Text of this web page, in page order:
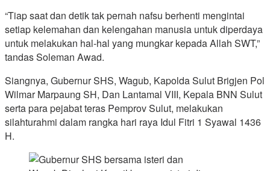
“Tiap saat dan detik tak pernah nafsu berhenti mengintai
setiap kelemahan dan kelengahan manusia untuk diperdaya
untuk melakukan hal-hal yang mungkar kepada Allah SWT,”
tandas Soleman Awad.
Siangnya, Gubernur SHS, Wagub, Kapolda Sulut Brigjen Pol
Wilmar Marpaung SH, Dan Lantamal VIII, Kepala BNN Sulut
serta para pejabat teras Pemprov Sulut, melakukan
silahturahmi dalam rangka hari raya Idul Fitri 1 Syawal 1436
H.